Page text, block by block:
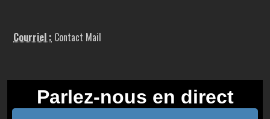
Courriel : Contact Mail